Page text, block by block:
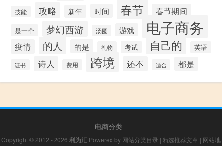
技能 攻略 新年 时间 春节 春节期间
是一个 梦幻西游 汤圆 游戏 电子商务
疫情 的人 的是 礼物 考试 自己的 英语
证书 诗人 费用 跨境 还不 适合 都是
电商分类
Copyright © 2012 - 2026 利为汇 Powered by 网站分类目录 | 精选推荐文章 | 网站地